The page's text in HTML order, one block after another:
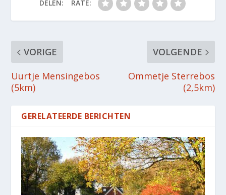
DELEN: RATE:
VORIGE
Uurtje Mensingebos
(5km)
VOLGENDE
Ommetje Sterrebos
(2,5km)
GERELATEERDE BERICHTEN